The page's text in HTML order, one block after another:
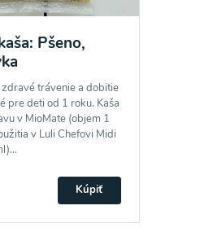
Pšeno,
trávenie a dobitie
pre deti od 1 roku. Kaša
v MioMate (objem 1
v Luli Chefovi Midi
Kúpiť